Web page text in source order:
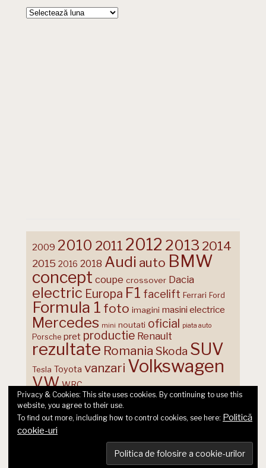
Arhive
2009 2010 2011 2012 2013 2014
2015 2016 2018 Audi auto BMW
concept coupe crossover Dacia
electric Europa F1 facelift Ferrari Ford
Formula 1 foto imagini masini electrice
Mercedes mini noutati oficial piata auto
Porsche pret productie Renault
rezultate Romania Skoda SUV
Tesla Toyota vanzari Volkswagen
VW WRC
© 2026 Ecart Media SRL | made by Nina Cocea &infin
Privacy & Cookies: This site uses cookies. By continuing to use this
website, you agree to their use.
To find out more, including how to control cookies, see here: Politică
cookie-uri